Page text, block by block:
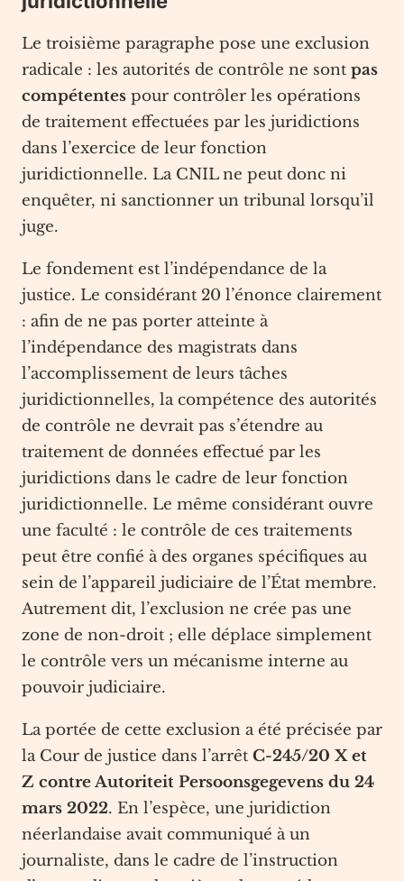
Le troisième paragraphe pose une exclusion
radicale : les autorités de contrôle ne sont pas
compétentes pour contrôler les opérations
de traitement effectuées par les juridictions
dans l’exercice de leur fonction
juridictionnelle. La CNIL ne peut donc ni
enquêter, ni sanctionner un tribunal lorsqu’il
juge.
Le fondement est l’indépendance de la
justice. Le considérant 20 l’énonce clairement
: afin de ne pas porter atteinte à
l’indépendance des magistrats dans
l’accomplissement de leurs tâches
juridictionnelles, la compétence des autorités
de contrôle ne devrait pas s’étendre au
traitement de données effectué par les
juridictions dans le cadre de leur fonction
juridictionnelle. Le même considérant ouvre
une faculté : le contrôle de ces traitements
peut être confié à des organes spécifiques au
sein de l’appareil judiciaire de l’État membre.
Autrement dit, l’exclusion ne crée pas une
zone de non-droit ; elle déplace simplement
le contrôle vers un mécanisme interne au
pouvoir judiciaire.
La portée de cette exclusion a été précisée par
la Cour de justice dans l’arrêt C-245/20 X et
Z contre Autoriteit Persoonsgegevens du 24
mars 2022. En l’espèce, une juridiction
néerlandaise avait communiqué à un
journaliste, dans le cadre de l’instruction